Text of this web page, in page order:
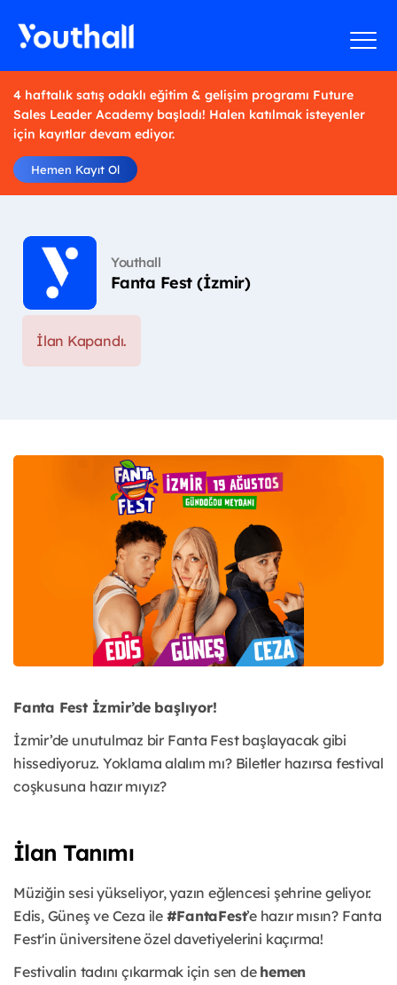
4 haftalık satış odaklı eğitim & gelişim programı Future
Sales Leader Academy başladı! Halen katılmak isteyenler
için kayıtlar devam ediyor.
Hemen Kayıt Ol
Youthall
Fanta Fest (İzmir)
İlan Kapandı.
Fanta Fest İzmir’de başlıyor!
İzmir’de unutulmaz bir Fanta Fest başlayacak gibi
hissediyoruz. Yoklama alalım mı? Biletler hazırsa festival
coşkusuna hazır mıyız?
İlan Tanımı
Müziğin sesi yükseliyor, yazın eğlencesi şehrine geliyor.
Edis, Güneş ve Ceza ile #FantaFest’e hazır mısın? Fanta
Fest'in üniversitene özel davetiyelerini kaçırma!
Festivalin tadını çıkarmak için sen de hemen